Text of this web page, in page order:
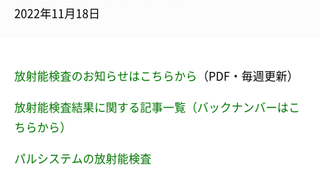
2022年11月18日
放射能検査のお知らせはこちらから （PDF・毎週更新）
放射能検査結果に関する記事一覧（バックナンバーはこ
ちらから）
パルシステムの放射能検査